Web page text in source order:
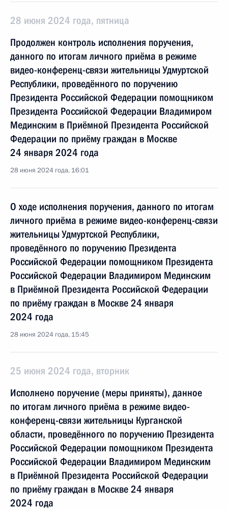
28 июня 2024 года, пятница
Продолжен контроль исполнения поручения,
данного по итогам личного приёма в режиме
видео-конференц-связи жительницы Удмуртской
Республики, проведённого по поручению
Президента Российской Федерации помощником
Президента Российской Федерации Владимиром
Мединским в Приёмной Президента Российской
Федерации по приёму граждан в Москве
24 января 2024 года
28 июня 2024 года, 16:01
О ходе исполнения поручения, данного по итогам
личного приёма в режиме видео-конференц-связи
жительницы Удмуртской Республики,
проведённого по поручению Президента
Российской Федерации помощником Президента
Российской Федерации Владимиром Мединским
в Приёмной Президента Российской Федерации
по приёму граждан в Москве 24 января
2024 года
28 июня 2024 года, 15:45
25 июня 2024 года, вторник
Исполнено поручение (меры приняты), данное
по итогам личного приёма в режиме видео-
конференц-связи жительницы Курганской
области, проведённого по поручению Президента
Российской Федерации помощником Президента
Российской Федерации Владимиром Мединским
в Приёмной Президента Российской Федерации
по приёму граждан в Москве 24 января
2024 года